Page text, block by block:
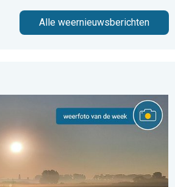
Alle weernieuwsberichten
Weer&Radar uploader. . . zaterdag